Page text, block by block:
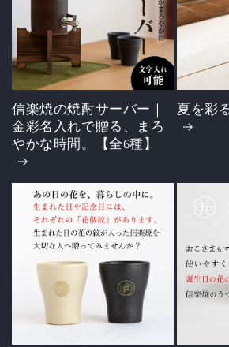
信楽焼の焼酎サーバー｜
金彩名入れで贈る、まろ
やかな時間。【全6種】
夏を彩